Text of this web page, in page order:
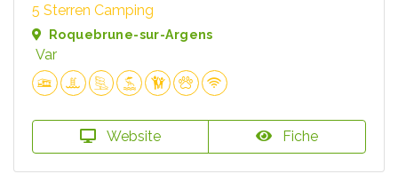
5 Sterren Camping
Roquebrune-sur-Argens
Var
Website Fiche